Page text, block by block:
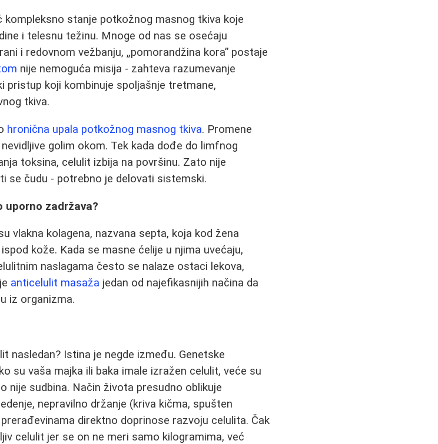
stanje potkožnog masnog tkiva koje
i telesnu težinu. Mnoge od nas se osećaju
i redovnom vežbanju, „pomorandžina kora” postaje
nije nemoguća misija - zahteva razumevanje
pristup koji kombinuje spoljašnje tretmane,
tkiva.
hronična upala potkožnog masnog tkiva. Promene
golim okom. Tek kada dođe do limfnog
toksina, celulit izbija na površinu. Zato nije
se čudu - potrebno je delovati sistemski.
zadržava?
vlakna kolagena, nazvana septa, koja kod žena
kože. Kada se masne ćelije u njima uvećaju,
naslagama često se nalaze ostaci lekova,
anticelulit masaža jedan od najefikasnijih načina da
iz organizma.
nasledan? Istina je negde između. Genetske
su vaša majka ili baka imale izražen celulit, veće su
nije sudbina. Način života presudno oblikuje
nepravilno držanje (kriva kičma, spušten
direktno doprinose razvoju celulita. Čak
celulit jer se on ne meri samo kilogramima, već